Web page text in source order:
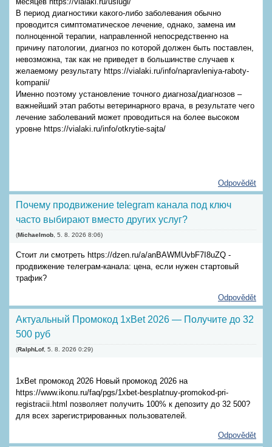
В период диагностики какого-либо заболевания обычно
проводится симптоматическое лечение, однако, замена им
полноценной терапии, направленной непосредственно на
причину патологии, диагноз по которой должен быть поставлен,
невозможна, так как не приведет в большинстве случаев к
желаемому результату https://vialaki.ru/info/napravleniya-raboty-
kompanii/
Именно поэтому установление точного диагноза/диагнозов –
важнейший этап работы ветеринарного врача, в результате чего
лечение заболеваний может проводиться на более высоком
уровне https://vialaki.ru/info/otkrytie-sajta/
Odpovědět
Почему продвижение telegram канала под ключ
часто выбирают вместо других услуг?
(Michaelmob 5. 8. 2026 8:06)
Стоит ли смотреть https://dzen.ru/a/anBAWMUvbF7I8uZQ -
продвижение телеграм-канала: цена, если нужен стартовый
трафик?
Odpovědět
Актуальный Промокод 1xBet 2026 — Получите до 32
500 руб
(RalphLof, 5. 8. 2026 0:29)
1xBet промокод 2026 Новый промокод 2026 на
https://www.ikonu.ru/faq/pgs/1xbet-besplatnuy-promokod-pri-
registracii.html позволяет получить 100% к депозиту до 32 500?
для всех зарегистрированных пользователей.
Odpovědět